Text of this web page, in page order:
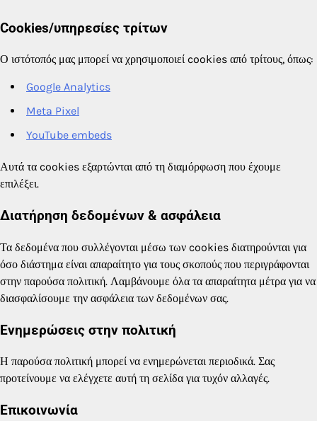
Cookies/υπηρεσίες τρίτων
Ο ιστότοπός μας μπορεί να χρησιμοποιεί cookies από τρίτους, όπως:
Google Analytics
Meta Pixel
YouTube embeds
Αυτά τα cookies εξαρτώνται από τη διαμόρφωση που έχουμε
επιλέξει.
Διατήρηση δεδομένων & ασφάλεια
Τα δεδομένα που συλλέγονται μέσω των cookies διατηρούνται για
όσο διάστημα είναι απαραίτητο για τους σκοπούς που περιγράφονται
στην παρούσα πολιτική. Λαμβάνουμε όλα τα απαραίτητα μέτρα για να
διασφαλίσουμε την ασφάλεια των δεδομένων σας.
Ενημερώσεις στην πολιτική
Η παρούσα πολιτική μπορεί να ενημερώνεται περιοδικά. Σας
προτείνουμε να ελέγχετε αυτή τη σελίδα για τυχόν αλλαγές.
Επικοινωνία